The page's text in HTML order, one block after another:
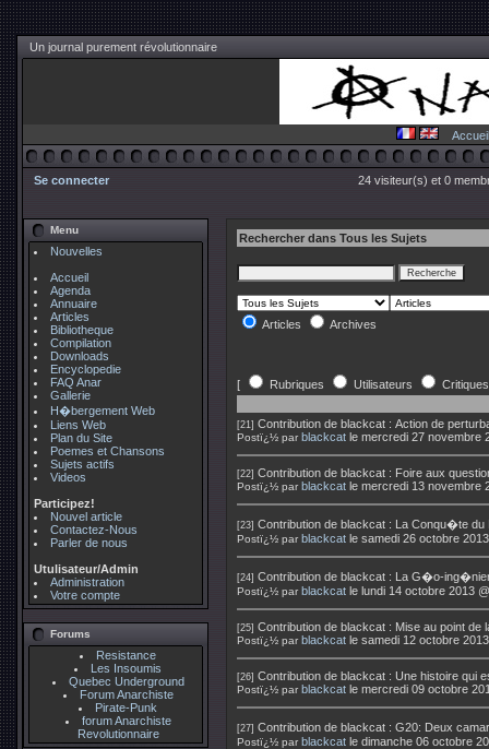
Un journal purement révolutionnaire
Accueil
Se connecter 24 visiteur(s) et 0
Menu
Nouvelles
Accueil
Agenda
Annuaire
Articles
Bibliotheque
Compilation
Downloads
Encyclopedie
FAQ Anar
Gallerie
H�bergement Web
Liens Web
Plan du Site
Poemes et Chansons
Sujets actifs
Videos
Participez!
Nouvel article
Contactez-Nous
Parler de nous
Utulisateur/Admin
Administration
Votre compte
Forums
Resistance
Les Insoumis
Quebec Underground
Forum Anarchiste
Pirate-Punk
forum Anarchiste
Revolutionnaire
Rechercher dans Tous les Sujets
Articles Archives
[ Rubriques Utilisateurs
[21] Contribution de blackcat : Action de
Postï¿½ par blackcat le mercredi 27 novembre
[22] Contribution de blackcat : Foire aux
Postï¿½ par blackcat le mercredi 13 novembre
[23] Contribution de blackcat : La Conqu�te du
Postï¿½ par blackcat le samedi 26 octobre
[24] Contribution de blackcat : La G�o-
Postï¿½ par blackcat le lundi 14 octobre 2013
[25] Contribution de blackcat : Mise au point de
Postï¿½ par blackcat le samedi 12 octobre
[26] Contribution de blackcat : Une histoire qui
Postï¿½ par blackcat le mercredi 09 octobre
[27] Contribution de blackcat : G20: Deux
Postï¿½ par blackcat le dimanche 06 octobre